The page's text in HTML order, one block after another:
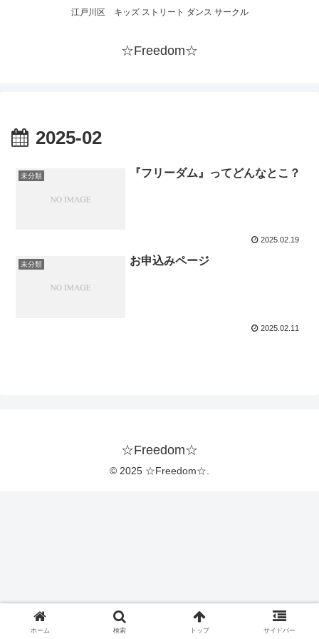
江戸川区 キッズ ストリート ダンス サークル
☆Freedom☆
2025-02
未分類 『フリーダム』ってどんなとこ？
2025.02.19
未分類 お申込みページ
2025.02.11
☆Freedom☆
© 2025 ☆Freedom☆.
ホーム 検索 トップ サイドバー